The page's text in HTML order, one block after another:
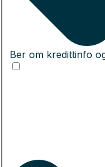
Ber om kredittinfo